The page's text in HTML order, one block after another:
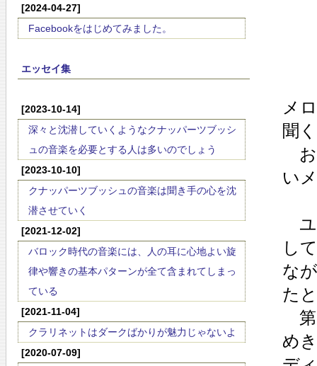
[2024-04-27]
Facebookをはじめてみました。
エッセイ集
[2023-10-14]
深々と沈潜していくようなクナッパーツブッシ
ュの音楽を必要とする人は多いのでしょう
[2023-10-10]
クナッパーツブッシュの音楽は聞き手の心を沈
潜させていく
[2021-12-02]
バロック時代の音楽には、人の耳に心地よい旋
律や響きの基本パターンが全て含まれてしまっ
ている
[2021-11-04]
クラリネットはダークばかりが魅力じゃないよ
[2020-07-09]
メ
聞
お
い
ユ
し
な
た
第
め